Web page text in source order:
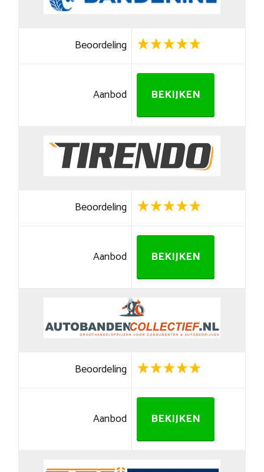
Beoordeling
Aanbod BEKIJKEN
Beoordeling
Aanbod BEKIJKEN
Beoordeling
Aanbod BEKIJKEN